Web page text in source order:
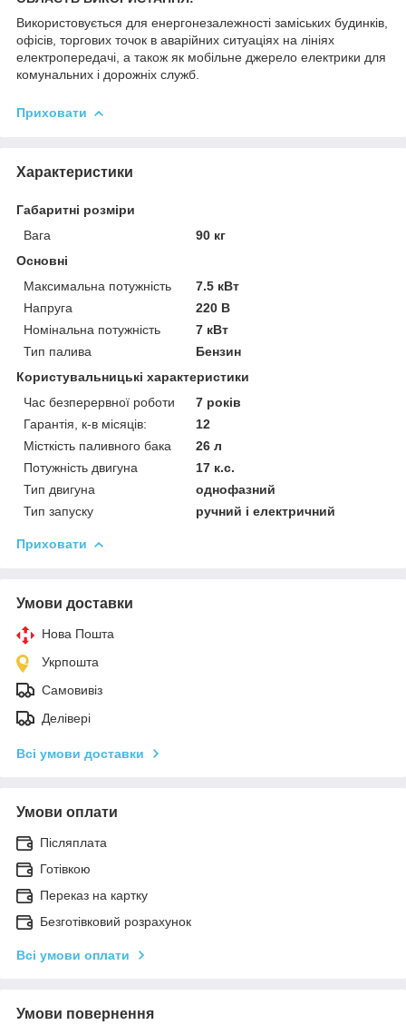
Використовується для енергонезалежності заміських будинків,
офісів, торгових точок в аварійних ситуаціях на лініях
електропередачі, а також як мобільне джерело електрики для
комунальних і дорожніх служб.
Приховати
Характеристики
Габаритні розміри
Вага
90 кг
Основні
Максимальна потужність
7.5 кВт
Напруга
220 В
Номінальна потужність
7 кВт
Тип палива
Бензин
Користувальницькі характеристики
Час безперервної роботи
7 років
Гарантія, к-в місяців:
12
Місткість паливного бака
26 л
Потужність двигуна
17 к.с.
Тип двигуна
однофазний
Тип запуску
ручний і електричний
Приховати
Умови доставки
Нова Пошта
Укрпошта
Самовивіз
Делівері
Всі умови доставки
Умови оплати
Післяплата
Готівкою
Переказ на картку
Безготівковий розрахунок
Всі умови оплати
Умови повернення